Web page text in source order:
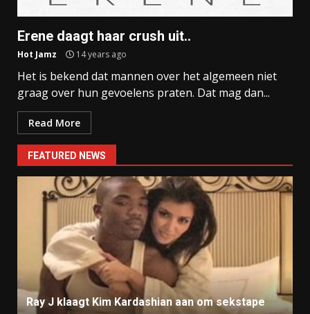
Erene daagt haar crush uit..
Hot Jamz 14 years ago
Het is bekend dat mannen over het algemeen niet
graag over hun gevoelens praten. Dat mag dan...
Read More
FEATURED NEWS
Ray J klaagt Kim Kardashian aan om sekstape